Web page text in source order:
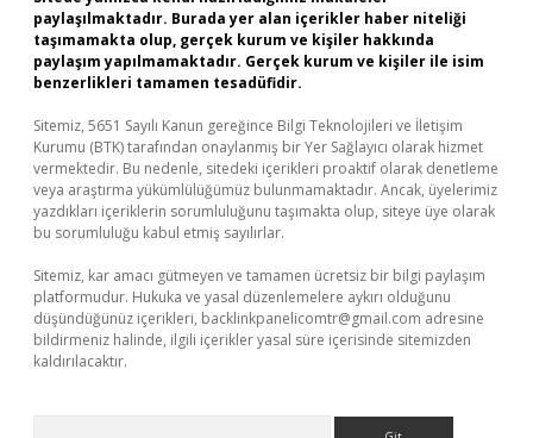
paylaşılmaktadır. Burada yer alan içerikler haber niteliği
taşımamakta olup, gerçek kurum ve kişiler hakkında
paylaşım yapılmamaktadır. Gerçek kurum ve kişiler ile isim
benzerlikleri tamamen tesadüfidir.
Sitemiz, 5651 Sayılı Kanun gereğince Bilgi Teknolojileri ve İletişim
Kurumu (BTK) tarafından onaylanmış bir Yer Sağlayıcı olarak hizmet
vermektedir. Bu nedenle, sitedeki içerikleri proaktif olarak denetleme
veya araştırma yükümlülüğümüz bulunmamaktadır. Ancak, üyelerimiz
yazdıkları içeriklerin sorumluluğunu taşımakta olup, siteye üye olarak
bu sorumluluğu kabul etmiş sayılırlar.
Sitemiz, kar amacı gütmeyen ve tamamen ücretsiz bir bilgi paylaşım
platformudur. Hukuka ve yasal düzenlemelere aykırı olduğunu
düşündüğünüz içerikleri, backlinkpanelicomtr@gmail.com adresine
bildirmeniz halinde, ilgili içerikler yasal süre içerisinde sitemizden
kaldırılacaktır.